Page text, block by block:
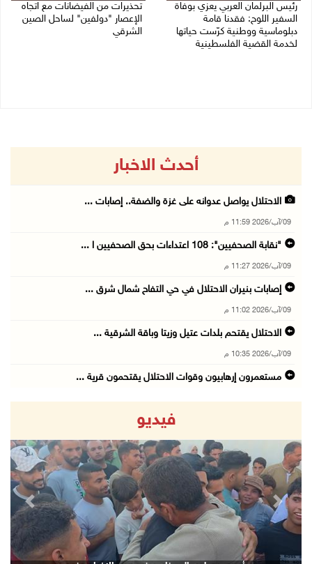
رئيس البرلمان العربي يعزي بوفاة
السفير اللوح: فقدنا قامة
دبلوماسية ووطنية كرّست حياتها
لخدمة القضية الفلسطينية
تحذيرات من الفيضانات مع اتجاه
الإعصار "دولفين" لساحل الصين
الشرقي
أحدث الاخبار
الاحتلال يواصل عدوانه على غزة والضفة.. إصابات ...
09/آب/2026 11:59 م
"نقابة الصحفيين": 108 اعتداءات بحق الصحفيين ا ...
09/آب/2026 11:27 م
إصابات بنيران الاحتلال في حي التفاح شمال شرق ...
09/آب/2026 11:02 م
الاحتلال يقتحم بلدات عتيل وزيتا وباقة الشرقية ...
09/آب/2026 10:35 م
مستعمرون إرهابيون وقوات الاحتلال يقتحمون قرية ...
قصف مدفعي للاحتلال وإطلاق نار كثيف شمال ووسط ...
09/آب/2026 10:25 م
الاحتلال يقتحم المزرعة الغربية
09/آب/2026 10:18 م
"الزراعة" والهيئات المحلية في الخليل تبحث تحو ...
09/آب/2026 10:13 م
الاحتلال يقتحم بيرزيت وبرهام شمال رام الله
فيديو
Next